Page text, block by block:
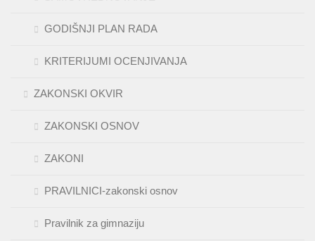
GODIŠNJI PLAN RADA
KRITERIJUMI OCENJIVANJA
ZAKONSKI OKVIR
ZAKONSKI OSNOV
ZAKONI
PRAVILNICI-zakonski osnov
Pravilnik za gimnaziju